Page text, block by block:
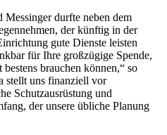
durfte neben dem
der künftig in der
gute Dienste leisten
für Ihre großzügige Spende,
brauchen können,“ so
stellt uns finanziell vor
Schutzausrüstung und
der unsere übliche Planung